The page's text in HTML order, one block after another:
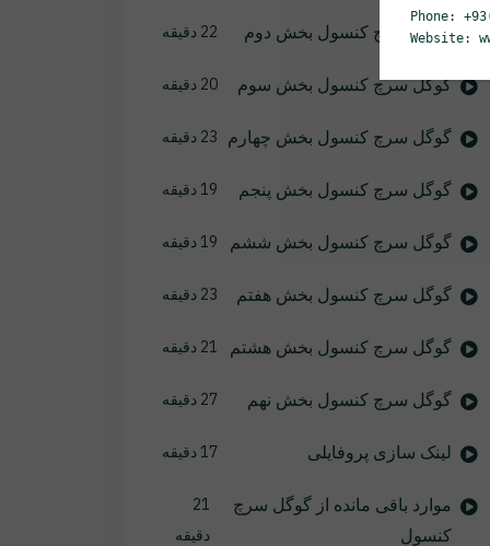
گوگل سرچ کنسول بخش دوم 22 دقیقه
گوگل سرچ کنسول بخش سوم 20 دقیقه
گوگل سرچ کنسول بخش چهارم 23 دقیقه
گوگل سرچ کنسول بخش پنجم 19 دقیقه
گوگل سرچ کنسول بخش ششم 19 دقیقه
گوگل سرچ کنسول بخش هفتم 23 دقیقه
گوگل سرچ کنسول بخش هشتم 21 دقیقه
گوگل سرچ کنسول بخش نهم 27 دقیقه
لینک سازی پروفایلی 17 دقیقه
موارد باقی مانده از گوگل سرچ
کنسول
21
دقیقه
Phone:
Website: